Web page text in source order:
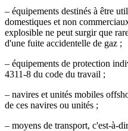
– équipements destinés à être
domestiques et non
explosible ne peut surgir que
d'une fuite accidentelle de gaz ;
– équipements de protection
4311-8 du code du travail ;
– navires et unités mobiles
de ces navires ou unités ;
– moyens de transport, c'est-à-